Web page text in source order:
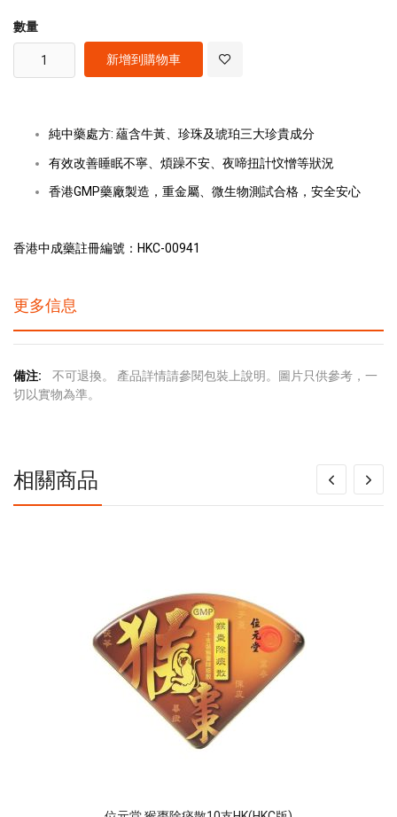
數量
新增到購物車
純中藥處方: 蘊含牛黃、珍珠及琥珀三大珍貴成分
有效改善睡眠不寧、煩躁不安、夜啼扭計忟憎等狀況
香港GMP藥廠製造，重金屬、微生物測試合格，安全安心
香港中成藥註冊編號：HKC-00941
更多信息
更
多
不可退換。 產品詳情請參閱包裝上說明。圖片只供參考，一
切以實物為準。
相關商品